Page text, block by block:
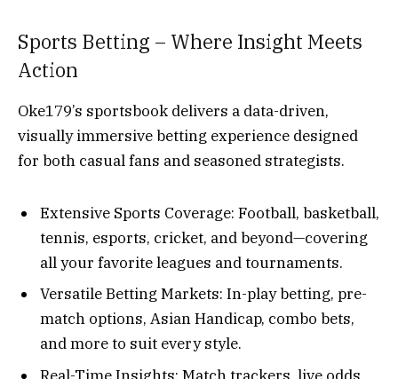
Sports Betting – Where Insight Meets
Action
Oke179’s sportsbook delivers a data-driven,
visually immersive betting experience designed
for both casual fans and seasoned strategists.
Extensive Sports Coverage: Football, basketball,
tennis, esports, cricket, and beyond—covering
all your favorite leagues and tournaments.
Versatile Betting Markets: In-play betting, pre-
match options, Asian Handicap, combo bets,
and more to suit every style.